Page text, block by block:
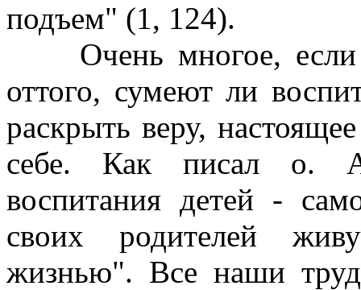
подъем" (1, 124).
Очень многое, если
оттого, сумеют ли
раскрыть веру,
себе. Как писал о.
воспитания детей -
своих родителей
жизнью". Все наши